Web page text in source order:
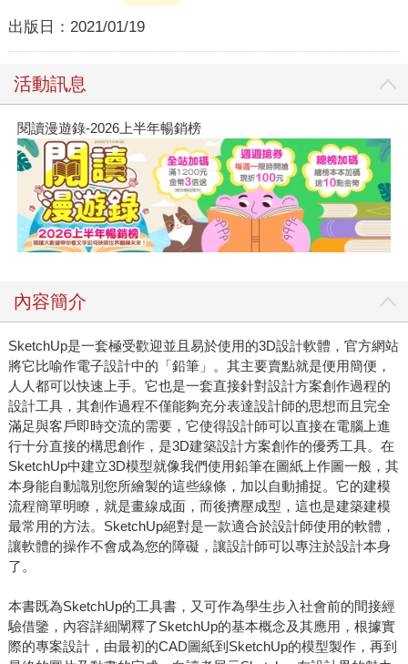
出版日： 2021/01/19
活動訊息
閱讀漫遊錄-2026上半年暢銷榜
內容簡介
SketchUp是一套極受歡迎並且易於使用的3D設計軟體，官方網站
將它比喻作電子設計中的「鉛筆」。其主要賣點就是便用簡便，
人人都可以快速上手。它也是一套直接針對設計方案創作過程的
設計工具，其創作過程不僅能夠充分表達設計師的思想而且完全
滿足與客戶即時交流的需要，它使得設計師可以直接在電腦上進
行十分直接的構思創作，是3D建築設計方案創作的優秀工具。在
SketchUp中建立3D模型就像我們使用鉛筆在圖紙上作圖一般，其
本身能自動識別您所繪製的這些線條，加以自動捕捉。它的建模
流程簡單明瞭，就是畫線成面，而後擠壓成型，這也是建築建模
最常用的方法。SketchUp絕對是一款適合於設計師使用的軟體，
讓軟體的操作不會成為您的障礙，讓設計師可以專注於設計本身
了。
本書既為SketchUp的工具書，又可作為學生步入社會前的間接經
驗借鑒，內容詳細闡釋了SketchUp的基本概念及其應用，根據實
際的專案設計，由最初的CAD圖紙到SketchUp的模型製作，再到